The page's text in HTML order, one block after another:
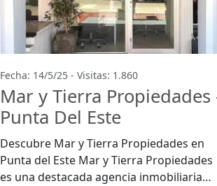
Fecha: 14/5/25 - Visitas: 1.860
Mar y Tierra Propiedades
Punta Del Este
Descubre Mar y Tierra Propiedades en
Punta del Este Mar y Tierra Propiedades
es una destacada agencia inmobiliaria